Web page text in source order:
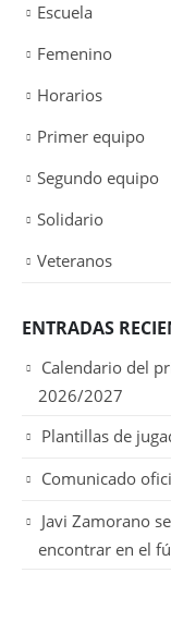
Escuela
Femenino
Horarios
Primer equipo
Segundo equipo
Solidario
Veteranos
ENTRADAS
Calendario del
2026/2027
Plantillas de
Comunicado
Javi Zamorano
encontrar en el